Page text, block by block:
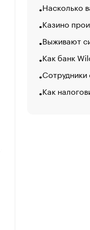
Насколько
Казино
Выживают
Как банк
Как